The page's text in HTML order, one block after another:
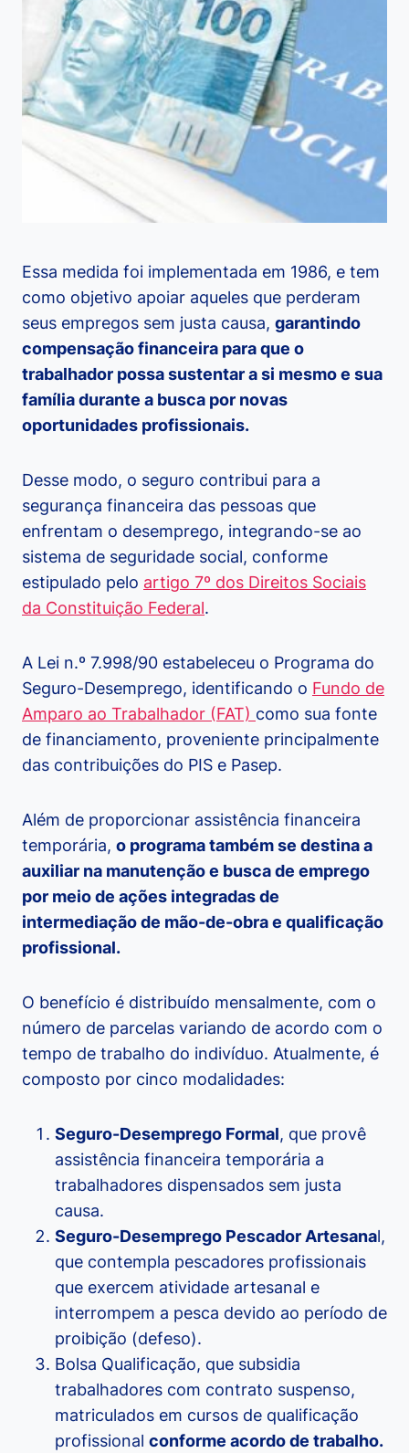
Essa medida foi implementada em 1986, e tem
como objetivo apoiar aqueles que perderam
seus empregos sem justa causa, garantindo
compensação financeira para que o
trabalhador possa sustentar a si mesmo e sua
família durante a busca por novas
oportunidades profissionais.
Desse modo, o seguro contribui para a
segurança financeira das pessoas que
enfrentam o desemprego, integrando-se ao
sistema de seguridade social, conforme
estipulado pelo artigo 7º dos Direitos Sociais
da Constituição Federal.
A Lei n.º 7.998/90 estabeleceu o Programa do
Seguro-Desemprego, identificando o Fundo de
Amparo ao Trabalhador (FAT) como sua fonte
de financiamento, proveniente principalmente
das contribuições do PIS e Pasep.
Além de proporcionar assistência financeira
temporária, o programa também se destina a
auxiliar na manutenção e busca de emprego
por meio de ações integradas de
intermediação de mão-de-obra e qualificação
profissional.
O benefício é distribuído mensalmente, com o
número de parcelas variando de acordo com o
tempo de trabalho do indivíduo. Atualmente, é
composto por cinco modalidades:
Seguro-Desemprego Formal, que provê
assistência financeira temporária a
trabalhadores dispensados sem justa
causa.
Seguro-Desemprego Pescador Artesanal,
que contempla pescadores profissionais
que exercem atividade artesanal e
interrompem a pesca devido ao período de
proibição (defeso).
Bolsa Qualificação, que subsidia
trabalhadores com contrato suspenso,
matriculados em cursos de qualificação
profissional conforme acordo de trabalho.